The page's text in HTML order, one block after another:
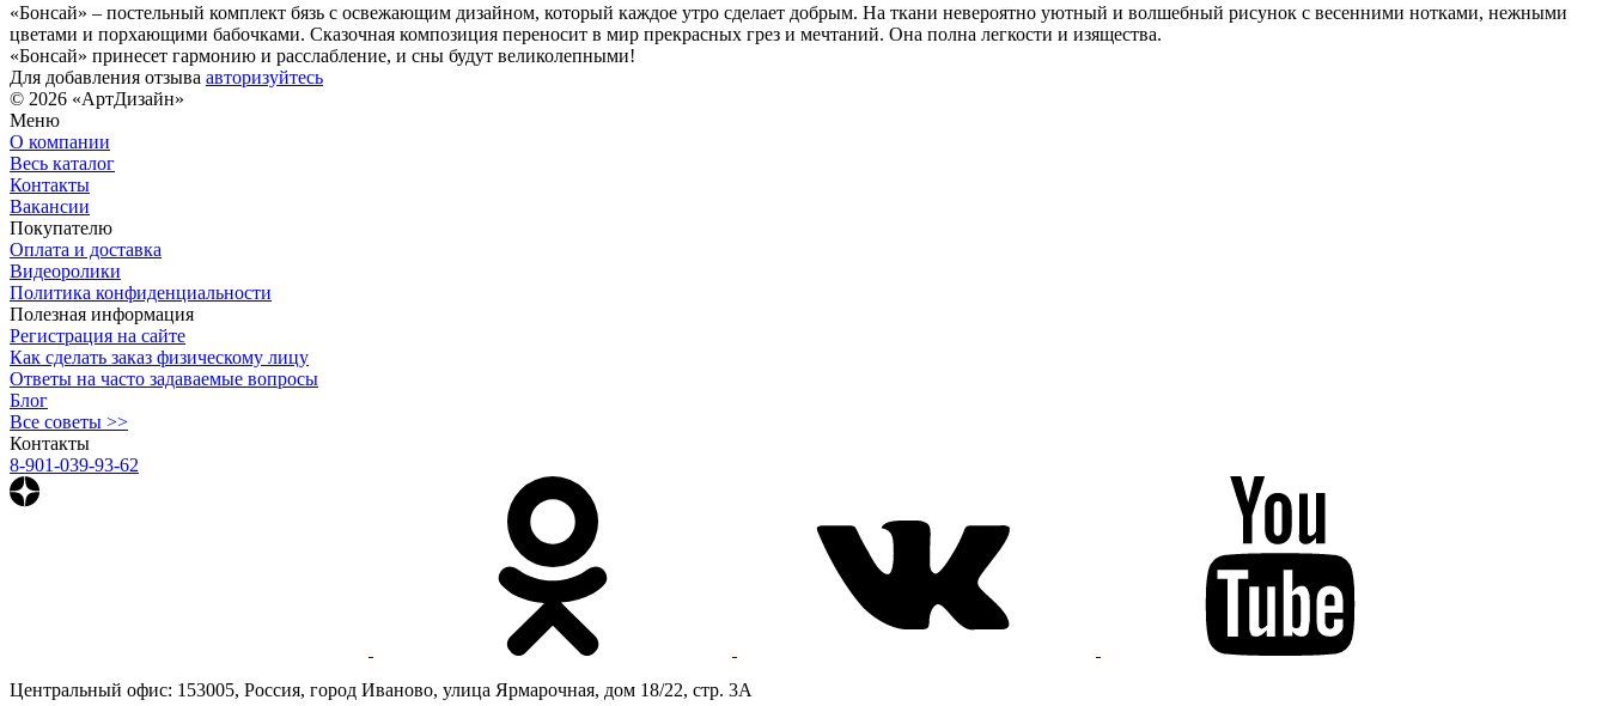
«Бонсай» – постельный комплект бязь с освежающим дизайном, который каждое утро сделает добрым. На ткани невероятно уютный и волшебный рисунок с весенними нотками, нежными
цветами и порхающими бабочками. Сказочная композиция переносит в мир прекрасных грез и мечтаний. Она полна легкости и изящества.
«Бонсай» принесет гармонию и расслабление, и сны будут великолепными!
Для добавления отзыва авторизуйтесь
© 2026 «АртДизайн»
Меню
О компании
Весь каталог
Контакты
Вакансии
Покупателю
Оплата и доставка
Видеоролики
Политика конфиденциальности
Полезная информация
Регистрация на сайте
Как сделать заказ физическому лицу
Ответы на часто задаваемые вопросы
Блог
Все советы >>
Контакты
8-901-039-93-62
Центральный офис: 153005, Россия, город Иваново, улица Ярмарочная, дом 18/22, стр. 3А